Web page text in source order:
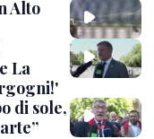
Alto
La
di sole,